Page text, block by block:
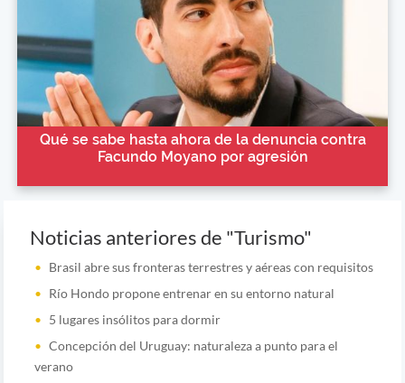
Qué se sabe hasta ahora de la denuncia contra
Facundo Moyano por agresión
Noticias anteriores de "Turismo"
Brasil abre sus fronteras terrestres y aéreas con requisitos
Río Hondo propone entrenar en su entorno natural
5 lugares insólitos para dormir
Concepción del Uruguay: naturaleza a punto para el
verano